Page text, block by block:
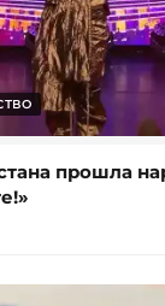
прошла